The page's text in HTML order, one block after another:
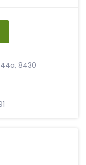
8430